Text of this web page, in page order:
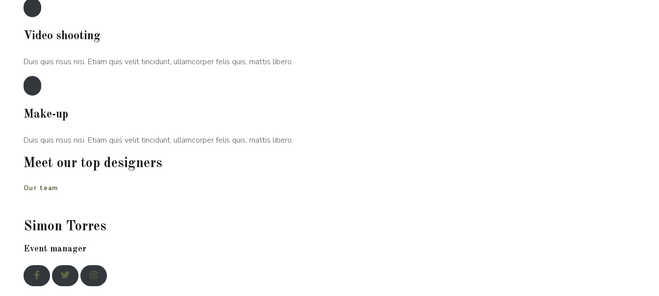
Video shooting
Duis quis risus nisi. Etiam quis velit tincidunt, ullamcorper felis quis, mattis libero.
Make-up
Duis quis risus nisi. Etiam quis velit tincidunt, ullamcorper felis quis, mattis libero.
Meet our top designers
Our team
Simon Torres
Event manager